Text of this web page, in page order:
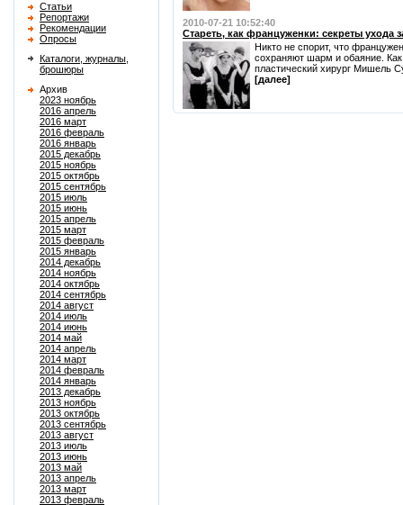
Статьи
Репортажи
Рекомендации
Опросы
Каталоги, журналы,
брошюры
Архив
2023 ноябрь
2016 апрель
2016 март
2016 февраль
2016 январь
2015 декабрь
2015 ноябрь
2015 октябрь
2015 сентябрь
2015 июль
2015 июнь
2015 апрель
2015 март
2015 февраль
2015 январь
2014 декабрь
2014 ноябрь
2014 октябрь
2014 сентябрь
2014 август
2014 июль
2014 июнь
2014 май
2014 апрель
2014 март
2014 февраль
2014 январь
2013 декабрь
2013 ноябрь
2013 октябрь
2013 сентябрь
2013 август
2013 июль
2013 июнь
2013 май
2013 апрель
2013 март
2013 февраль
2010-07-21 10:52:40
Стареть, как француженки: секреты ухода
Никто не спорит, что
сохраняют шарм и обаяние.
пластический хирург Мишель
[далее]